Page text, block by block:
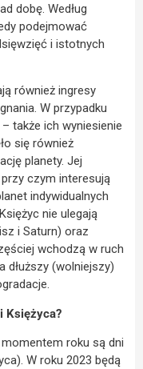
dobę. Według
podejmować
i istotnych
również ingresy
W przypadku
także ich wyniesienie
się również
planety. Jej
czym interesują
indywidualnych
nie ulegają
i Saturn) oraz
wchodzą w ruch
dłuższy (wolniejszy)
Księżyca?
roku są dni
W roku 2023 będą